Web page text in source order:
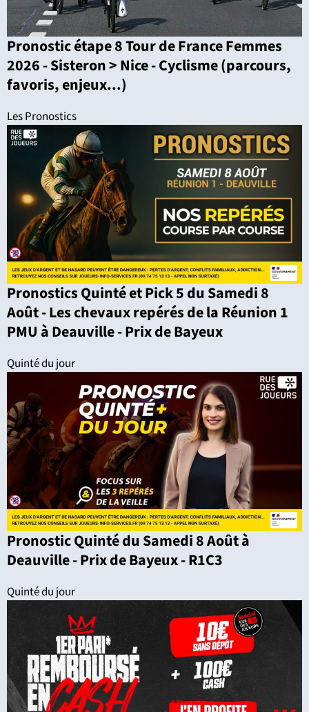
Pronostic étape 8 Tour de France Femmes
2026 - Sisteron > Nice - Cyclisme (parcours,
favoris, enjeux...)
Les Pronostics
Pronostics Quinté et Pick 5 du Samedi 8
Août - Les chevaux repérés de la Réunion 1
PMU à Deauville - Prix de Bayeux
Quinté du jour
Pronostic Quinté du Samedi 8 Août à
Deauville - Prix de Bayeux - R1C3
Quinté du jour